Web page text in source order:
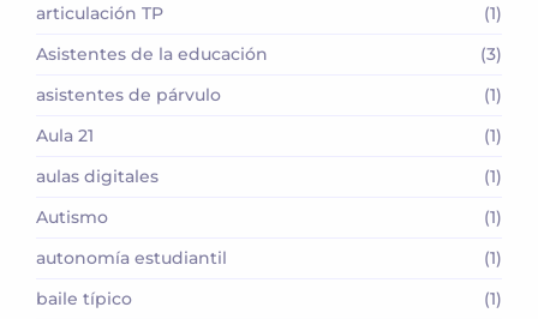
articulación TP
(1)
Asistentes de la educación
(3)
asistentes de párvulo
(1)
Aula 21
(1)
aulas digitales
(1)
Autismo
(1)
autonomía estudiantil
(1)
baile típico
(1)